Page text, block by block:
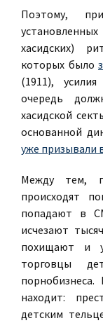
Поэтому,
хасидских)
которых было
(1911),
очередь
хасидской
основанной
уже призывали
Между тем,
происходят
попадают в
исчезают
похищают и
торговцы
находит:
детским